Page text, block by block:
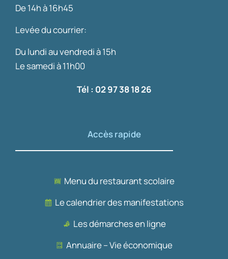
De 14h à 16h45
Levée du courrier:
Du lundi au vendredi à 15h
Le samedi à 11h00
Tél : 02 97 38 18 26
Accès rapide
Menu du restaurant scolaire
Le calendrier des manifestations
Les démarches en ligne
Annuaire – Vie économique